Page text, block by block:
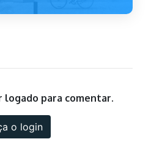
logado para comentar.
o login